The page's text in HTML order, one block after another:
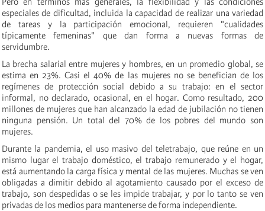
especiales de dificultad, incluida la capacidad de realizar una variedad
de tareas y la participación emocional, requieren "cualidades
típicamente femeninas" que dan forma a nuevas formas de
servidumbre.
La brecha salarial entre mujeres y hombres, en un promedio global, se
estima en 23%. Casi el 40% de las mujeres no se benefician de los
regímenes de protección social debido a su trabajo: en el sector
informal, no declarado, ocasional, en el hogar. Como resultado, 200
millones de mujeres que han alcanzado la edad de jubilación no tienen
ninguna pensión. Un total del 70% de los pobres del mundo son
mujeres.
Durante la pandemia, el uso masivo del teletrabajo, que reúne en un
mismo lugar el trabajo doméstico, el trabajo remunerado y el hogar,
está aumentando la carga física y mental de las mujeres. Muchas se ven
obligadas a dimitir debido al agotamiento causado por el exceso de
trabajo, son despedidas o se les impide trabajar, y por lo tanto se ven
privadas de los medios para mantenerse de forma independiente.